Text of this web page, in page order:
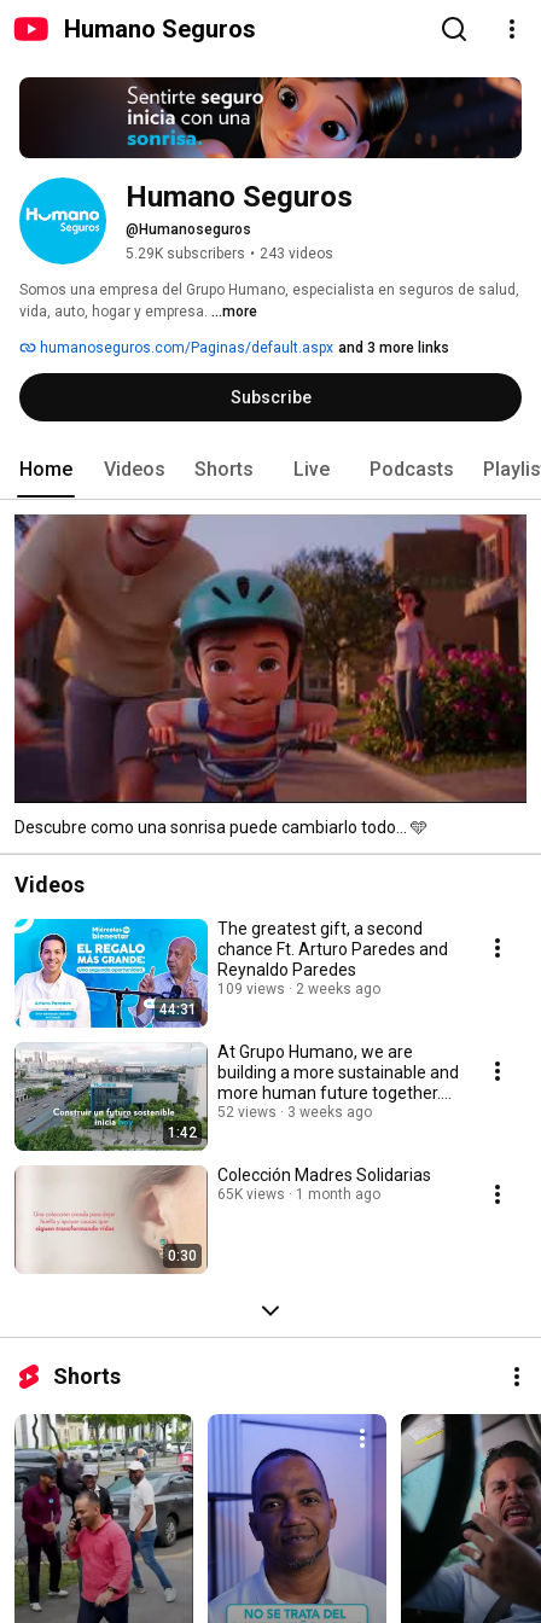
Humano Seguros
Humano Seguros
@Humanoseguros
5.29K subscribers • 243 videos
​​​​​​​​​​​​​​​​​​​​​​​​​Somos una empresa del Grupo Humano, especialista en seguros de salud,
vida, auto, hogar y empresa. ...more
humanoseguros.com/Paginas/default.aspx and 3 more links
Subscribe
Home Videos Shorts Live Podcasts
Descubre como una sonrisa puede cambiarlo todo... 🩵
Videos
44:31
The greatest gift, a second
chance Ft. Arturo Paredes and
Reynaldo Paredes
109 views 2 weeks ago
1:42
At Grupo Humano, we are
building a more sustainable and
more human future together.
♻️
52 views 3 weeks ago
0:30
Colección Madres Solidarias
65K views 1 month ago
Shorts